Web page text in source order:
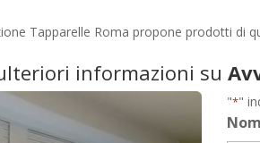
Tapparelle Roma propone prodotti di
informazioni su
"*"